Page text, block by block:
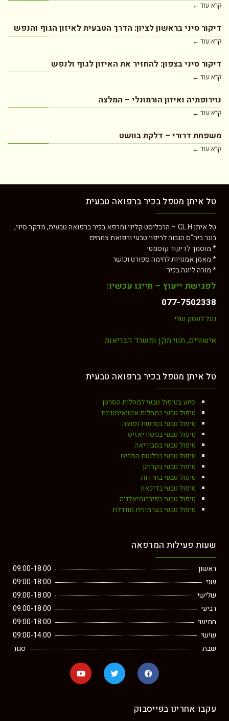
קרא עוד ←
דיקור סיני בראשון לציון: הדרך הטבעית לאיזון הגוף והנפש
קרא עוד ←
דיקור סיני בצפון: להחזיר את האיזון לגוף ולנפש
קרא עוד ←
נוירופתיה ואיזון הורמונלי – המלצה
קרא עוד ←
משפחת דרורי – דלקת בוושט
קרא עוד ←
טל איתן מטפל בכיר ברפואה טבעית
טל איתן CL.H – הרבליסט קליני ומרפא בכיר ברפואה טבעית, מדקר סיני,
בוגר ביה”ס הגבוה לריפוי טבעי ורפואת צמחים:
* מוסמך לדיקור קוסמטי
* מאמן אמנויות לחימה ספורט וכושר
* מורה ליוגה בכיר
לפגישת ייעוץ – חייגו עכשיו:
077-7502338
גוגל לעסק שלי
אישורים, תווי תקן ומשרד הבריאות
טל איתן מטפל בכיר ברפואה טבעית
סיוע בטיפול טבעי למחלות הסרטן
טיפול טבעי במחלות אוטואימוניות
טיפול טבעי בטרשת נפוצה
טיפול טבעי בפסוריאזיס
טיפול טבעי בסבוריאה
טיפול טבעי בבלוטת התריס
טיפול טבעי בקרוהן
טיפול טבעי בחרדות
טיפול טבעי בדיכאון
טיפול טבעי בפיברומיאלגיה
טיפול טבעי בערמונית מוגדלת
שעות פעילות המרפאה
ראשון
09:00-18:00
שני
09:00-18:00
שלישי
09:00-18:00
רביעי
09:00-18:00
חמישי
09:00-18:00
שישי
09:00-14:00
שבת
סגור
עקבו אחרינו בפייסבוק